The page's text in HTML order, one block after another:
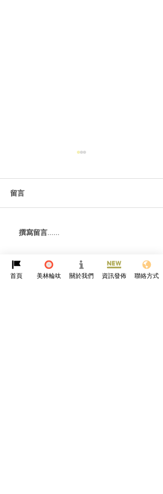
【BMW 氫能新突破】iX5
線生產！氫氣缸唔再阻地
方 🔋💨
留言
撰寫留言......
首頁 美林輪呔 關於我們 資訊發佈 聯絡方式